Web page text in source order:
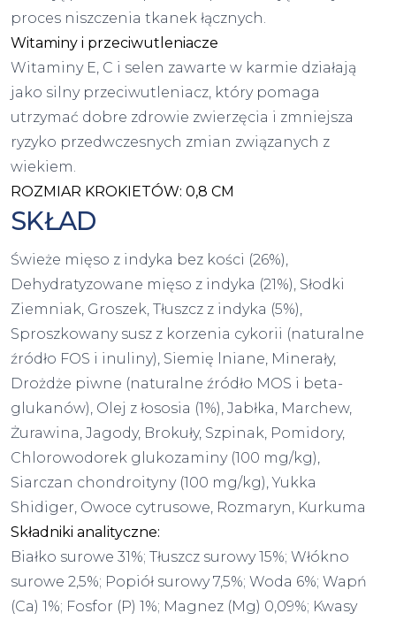
proces niszczenia tkanek łącznych.
Witaminy i przeciwutleniacze
Witaminy E, C i selen zawarte w karmie działają
jako silny przeciwutleniacz, który pomaga
utrzymać dobre zdrowie zwierzęcia i zmniejsza
ryzyko przedwczesnych zmian związanych z
wiekiem.
ROZMIAR KROKIETÓW: 0,8 CM
SKŁAD
Świeże mięso z indyka bez kości (26%),
Dehydratyzowane mięso z indyka (21%), Słodki
Ziemniak, Groszek, Tłuszcz z indyka (5%),
Sproszkowany susz z korzenia cykorii (naturalne
źródło FOS i inuliny), Siemię lniane, Minerały,
Drożdże piwne (naturalne źródło MOS i beta-
glukanów), Olej z łososia (1%), Jabłka, Marchew,
Żurawina, Jagody, Brokuły, Szpinak, Pomidory,
Chlorowodorek glukozaminy (100 mg/kg),
Siarczan chondroityny (100 mg/kg), Yukka
Shidiger, Owoce cytrusowe, Rozmaryn, Kurkuma
Składniki analityczne:
Białko surowe 31%; Tłuszcz surowy 15%; Włókno
surowe 2,5%; Popiół surowy 7,5%; Woda 6%; Wapń
(Ca) 1%; Fosfor (P) 1%; Magnez (Mg) 0,09%; Kwasy